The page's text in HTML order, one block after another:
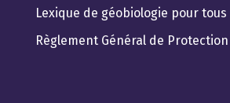
Lexique de géobiologie pour tous
Règlement Général de